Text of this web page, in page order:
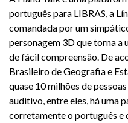
português para LIBRAS, a
comandada por um
personagem 3D que torna a
de fácil compreensão. De
Brasileiro de Geografia e
quase 10 milhões de
auditivo, entre eles, há uma
corretamente o português e